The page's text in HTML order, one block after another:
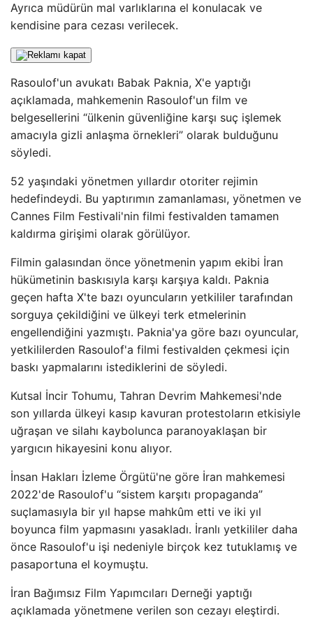
Ayrıca müdürün mal varlıklarına el konulacak ve
kendisine para cezası verilecek.
Rasoulof'un avukatı Babak Paknia, X'e yaptığı
açıklamada, mahkemenin Rasoulof'un film ve
belgesellerini “ülkenin güvenliğine karşı suç işlemek
amacıyla gizli anlaşma örnekleri” olarak bulduğunu
söyledi.
52 yaşındaki yönetmen yıllardır otoriter rejimin
hedefindeydi. Bu yaptırımın zamanlaması, yönetmen ve
Cannes Film Festivali'nin filmi festivalden tamamen
kaldırma girişimi olarak görülüyor.
Filmin galasından önce yönetmenin yapım ekibi İran
hükümetinin baskısıyla karşı karşıya kaldı. Paknia
geçen hafta X'te bazı oyuncuların yetkililer tarafından
sorguya çekildiğini ve ülkeyi terk etmelerinin
engellendiğini yazmıştı. Paknia'ya göre bazı oyuncular,
yetkililerden Rasoulof'a filmi festivalden çekmesi için
baskı yapmalarını istediklerini de söyledi.
Kutsal İncir Tohumu, Tahran Devrim Mahkemesi'nde
son yıllarda ülkeyi kasıp kavuran protestoların etkisiyle
uğraşan ve silahı kaybolunca paranoyaklaşan bir
yargıcın hikayesini konu alıyor.
İnsan Hakları İzleme Örgütü'ne göre İran mahkemesi
2022'de Rasoulof'u “sistem karşıtı propaganda”
suçlamasıyla bir yıl hapse mahkûm etti ve iki yıl
boyunca film yapmasını yasakladı. İranlı yetkililer daha
önce Rasoulof'u işi nedeniyle birçok kez tutuklamış ve
pasaportuna el koymuştu.
İran Bağımsız Film Yapımcıları Derneği yaptığı
açıklamada yönetmene verilen son cezayı eleştirdi.